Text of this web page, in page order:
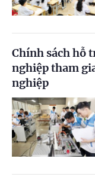
Chính sách hỗ
nghiệp tham
nghiệp